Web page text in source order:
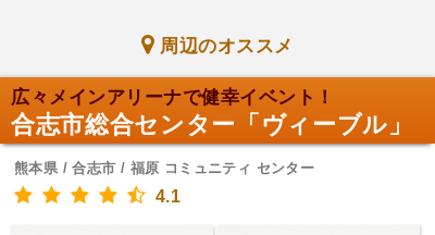
周辺のオススメ
広々メインアリーナで健幸イベント！
合志市総合センター「ヴィーブル」
熊本県 / 合志市 / 福原 コミュニティ センター
4.1